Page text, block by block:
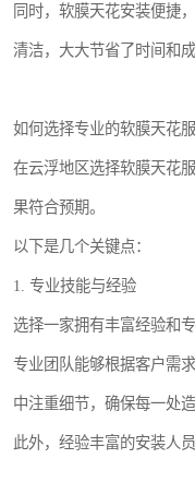
同时，软膜天花安装便捷
清洁，大大节省了时间和成
如何选择专业的软膜天花
在云浮地区选择软膜天花
果符合预期。
以下是几个关键点：
1. 专业技能与经验
选择一家拥有丰富经验和
专业团队能够根据客户需
中注重细节，确保每一处
此外，经验丰富的安装人